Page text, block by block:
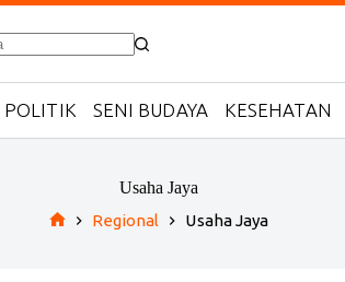
POLITIK SENI BUDAYA KESEHATAN
Usaha Jaya
Regional Usaha Jaya